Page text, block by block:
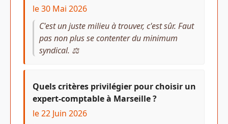
le 30 Mai 2026
C'est un juste milieu à trouver, c'est sûr. Faut
pas non plus se contenter du minimum
syndical. ⚖️
Quels critères privilégier pour choisir un
expert-comptable à Marseille ?
le 22 Juin 2026